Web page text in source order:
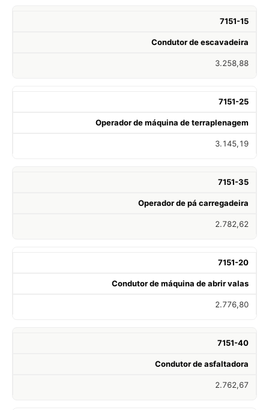
7151-15
Condutor de escavadeira
3.258,88
7151-25
Operador de máquina de terraplenagem
3.145,19
7151-35
Operador de pá carregadeira
2.782,62
7151-20
Condutor de máquina de abrir valas
2.776,80
7151-40
Condutor de asfaltadora
2.762,67